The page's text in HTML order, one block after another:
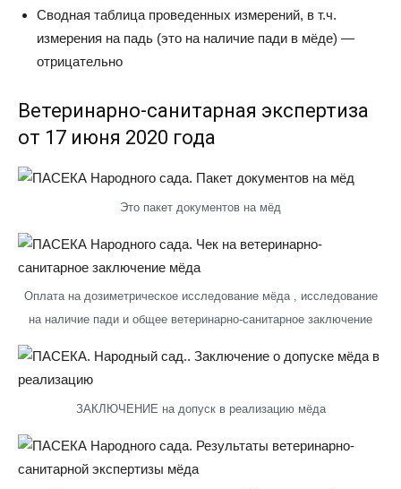
Сводная таблица проведенных измерений, в т.ч.
измерения на падь (это на наличие пади в мёде) —
отрицательно
Ветеринарно-санитарная экспертиза
от 17 июня 2020 года
Это пакет документов на мёд
Оплата на дозиметрическое исследование мёда , исследование
на наличие пади и общее ветеринарно-санитарное заключение
ЗАКЛЮЧЕНИЕ на допуск в реализацию мёда